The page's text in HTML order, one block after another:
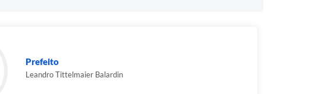
Prefeito
Leandro Tittelmaier Balardin